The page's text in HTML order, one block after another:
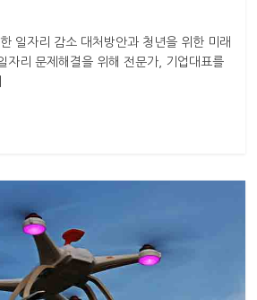
일자리 감소 대처방안과 청년을 위한 미래
자리 문제해결을 위해 전문가, 기업대표를